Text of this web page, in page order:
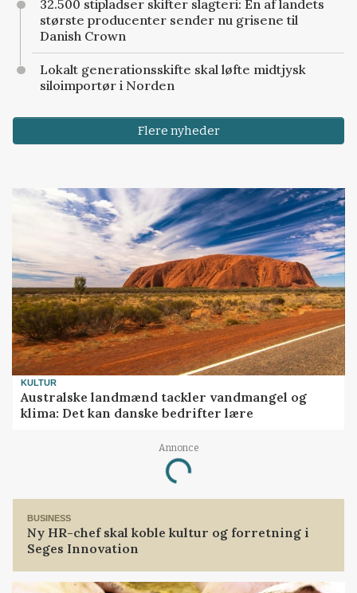
32.500 stipladser skifter slagteri: En af landets
største producenter sender nu grisene til
Danish Crown
Lokalt generationsskifte skal løfte midtjysk
siloimportør i Norden
Flere nyheder
KULTUR
Australske landmænd tackler vandmangel og
klima: Det kan danske bedrifter lære
Annonce
Loading...
BUSINESS
Ny HR-chef skal koble kultur og forretning i
Seges Innovation